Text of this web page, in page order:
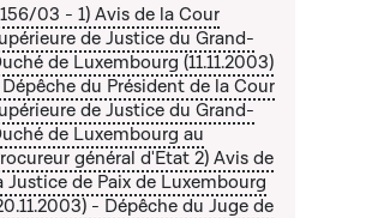
03 - 1) Avis de la Cour
de Justice du Grand-
de Luxembourg (11.11.2003)
du Président de la Cour
de Justice du Grand-
de Luxembourg au
général d'Etat 2) Avis de
Justice de Paix de Luxembourg
- Dépêche du Juge de